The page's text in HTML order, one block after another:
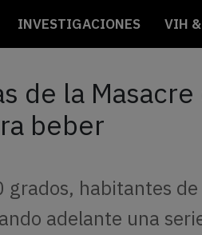
INVESTIGACIONES VIH
de la Masacre
beber
grados, habitantes de
adelante una